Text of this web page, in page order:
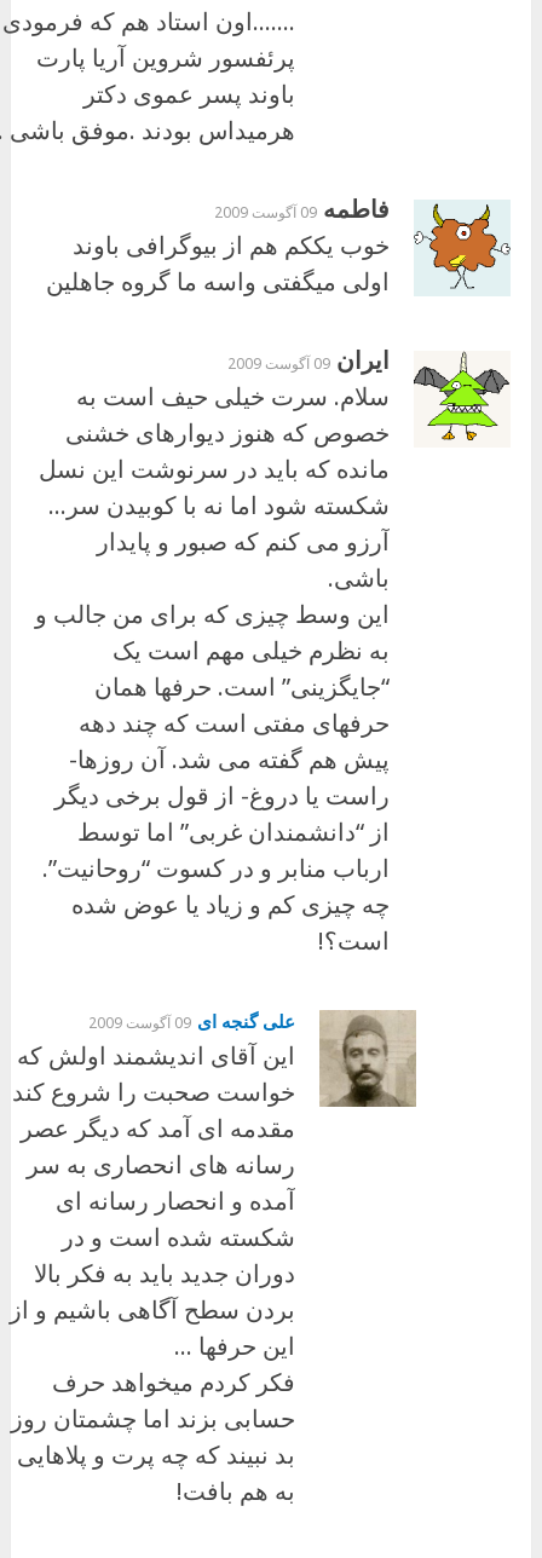
…….اون استاد هم که فرمودی
پرئفسور شروین آریا پارت
باوند پسر عموی دکتر
هرمیداس بودند .موفق باشی
فاطمه 09 آگوست 2009
خوب یککم هم از بیوگرافی باوند
اولی میگفتی واسه ما گروه جاهلین
ایران 09 آگوست 2009
سلام. سرت خیلی حیف است به
خصوص که هنوز دیوارهای خشنی
مانده که باید در سرنوشت این نسل
شکسته شود اما نه با کوبیدن سر…
آرزو می کنم که صبور و پایدار
باشی.
این وسط چیزی که برای من جالب و
به نظرم خیلی مهم است یک
“جایگزینی” است. حرفها همان
حرفهای مفتی است که چند دهه
پیش هم گفته می شد. آن روزها-
راست یا دروغ- از قول برخی دیگر
از “دانشمندان غربی” اما توسط
ارباب منابر و در کسوت “روحانیت”.
چه چیزی کم و زیاد یا عوض شده
است؟!
علی گنجه ای 09 آگوست 2009
این آقای اندیشمند اولش که
خواست صحبت را شروع کند
مقدمه ای آمد که دیگر عصر
رسانه های انحصاری به سر
آمده و انحصار رسانه ای
شکسته شده است و در
دوران جدید باید به فکر بالا
بردن سطح آگاهی باشیم و از
این حرفها …
فکر کردم میخواهد حرف
حسابی بزند اما چشمتان روز
بد نبیند که چه پرت و پلاهایی
به هم بافت!